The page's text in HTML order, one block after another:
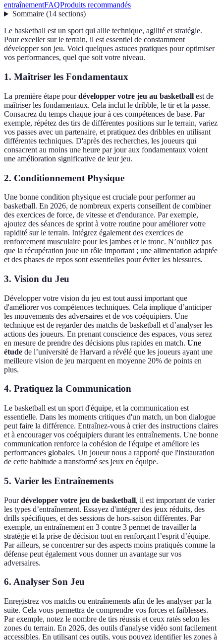
entraînementFAQProduits recommandés
Sommaire(14 sections)
Le basketball est un sport qui allie technique, agilité et stratégie.
Pour exceller sur le terrain, il est essentiel de constamment
développer son jeu. Voici quelques astuces pratiques pour optimiser
vos performances, quel que soit votre niveau.
1. Maîtriser les Fondamentaux
La première étape pourdévelopper votre jeu au basketball est de
maîtriser les fondamentaux. Cela inclut le dribble, le tir et la passe.
Consacrez du temps chaque jour à ces compétences de base. Par
exemple, répétez des tirs de différentes positions sur le terrain, variez
vos passes avec un partenaire, et pratiquez des dribbles en utilisant
différentes techniques. D'après des recherches, les joueurs qui
consacrent au moins une heure par jour aux fondamentaux voient
une amélioration significative de leur jeu.
2. Conditionnement Physique
Une bonne condition physique est cruciale pour performer au
basketball. En 2026, de nombreux experts conseillent de combiner
des exercices de force, de vitesse et d'endurance. Par exemple,
ajoutez des séances de sprint à votre routine pour améliorer votre
rapidité sur le terrain. Intégrez également des exercices de
renforcement musculaire pour les jambes et le tronc. N’oubliez pas
que la récupération joue un rôle important ; une alimentation adaptée
et des phases de repos sont essentielles pour éviter les blessures.
3. Vision du Jeu
Développer votre vision du jeu est tout aussi important que
d'améliorer vos compétences techniques. Cela implique d’anticiper
les mouvements des adversaires et de vos coéquipiers. Une
technique est de regarder des matchs de basketball et d’analyser les
actions des joueurs. En prenant conscience des espaces, vous serez
en mesure de prendre des décisions plus rapides en match. Une
étude de l’université de Harvard a révélé que les joueurs ayant une
meilleure vision de jeu marquent en moyenne 20% de points en
plus.
4. Pratiquez la Communication
Le basketball est un sport d'équipe, et la communication est
essentielle. Dans les moments critiques d'un match, un bon dialogue
peut faire la différence. Entraînez-vous à crier des instructions claires
et à encourager vos coéquipiers durant les entraînements. Une bonne
communication renforce la cohésion de l'équipe et améliore les
performances globales. Un joueur nous a rapporté que l'instauration
de cette habitude a transformé ses jeux en équipe.
5. Varier les Entraînements
Pourdévelopper votre jeu de basketball, il est important de varier
les types d’entraînement. Essayez d'intégrer des jeux réduits, des
drills spécifiques, et des sessions de hors-saison différentes. Par
exemple, un entraînement en 3 contre 3 permet de travailler la
stratégie et la prise de décision tout en renforçant l’esprit d’équipe.
Par ailleurs, se concentrer sur des aspects moins pratiqués comme la
défense peut également vous donner un avantage sur vos
adversaires.
6. Analyser Son Jeu
Enregistrez vos matchs ou entraînements afin de les analyser par la
suite. Cela vous permettra de comprendre vos forces et faiblesses.
Par exemple, notez le nombre de tirs réussis et ceux ratés selon les
zones du terrain. En 2026, des outils d'analyse vidéo sont facilement
accessibles. En utilisant ces outils, vous pouvez identifier les zones à